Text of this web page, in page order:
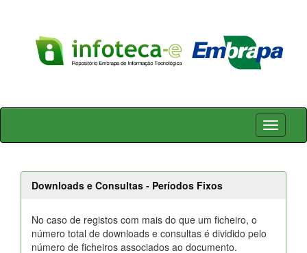
Skip
Downloads e Consultas - Períodos Fixos
No caso de registos com mais do que um ficheiro, o
número total de downloads e consultas é dividido pelo
número de ficheiros associados ao documento.